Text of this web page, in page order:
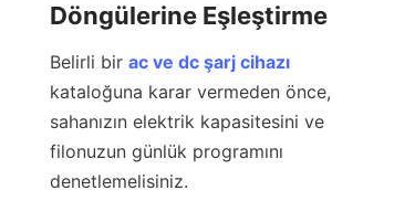
Döngülerine Eşleştirme
Belirli bir ac ve dc şarj cihazı
kataloğuna karar vermeden önce,
sahanızın elektrik kapasitesini ve
filonuzun günlük programını
denetlemelisiniz.